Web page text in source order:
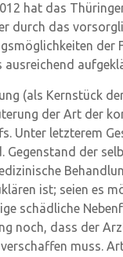
hat das
durch das
ausreichend
(als Kernstück
der Art der
Unter letzterem
der
ist; seien es
schädliche
noch, dass der
muss.